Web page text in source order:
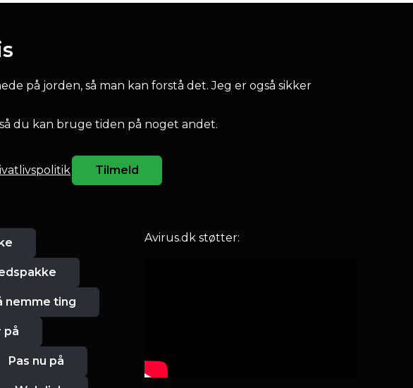
på jorden, så man kan forstå det. Jeg er også sikker
du kan bruge tiden på noget andet.
Tilmeld
nemme ting
på
Pas nu på
Avirus.dk støtter: